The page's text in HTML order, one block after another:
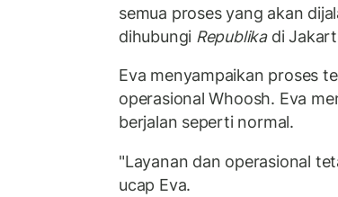
semua proses yang akan
dihubungi Republikadi
Eva menyampaikan proses
operasional Whoosh. Eva
berjalan seperti normal.
"Layanan dan operasional
ucap Eva.